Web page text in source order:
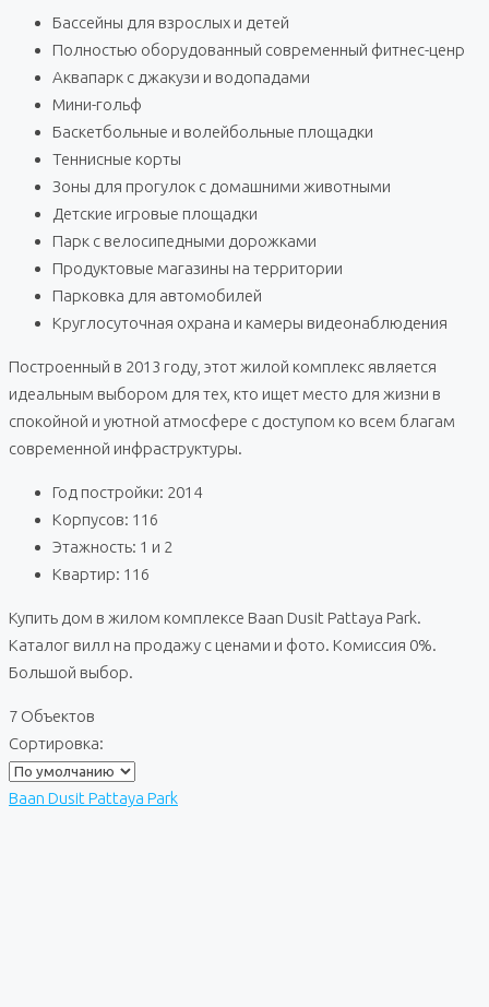
Бассейны для взрослых и детей
Полностью оборудованный современный фитнес-ценр
Аквапарк с джакузи и водопадами
Мини-гольф
Баскетбольные и волейбольные площадки
Теннисные корты
Зоны для прогулок с домашними животными
Детские игровые площадки
Парк с велосипедными дорожками
Продуктовые магазины на территории
Парковка для автомобилей
Круглосуточная охрана и камеры видеонаблюдения
Построенный в 2013 году, этот жилой комплекс является
идеальным выбором для тех, кто ищет место для жизни в
спокойной и уютной атмосфере с доступом ко всем благам
современной инфраструктуры.
Год постройки: 2014
Корпусов: 116
Этажность: 1 и 2
Квартир: 116
Купить дом в жилом комплексе Baan Dusit Pattaya Park.
Каталог вилл на продажу с ценами и фото. Комиссия 0%.
Большой выбор.
7 Объектов
Сортировка:
Baan Dusit Pattaya Park